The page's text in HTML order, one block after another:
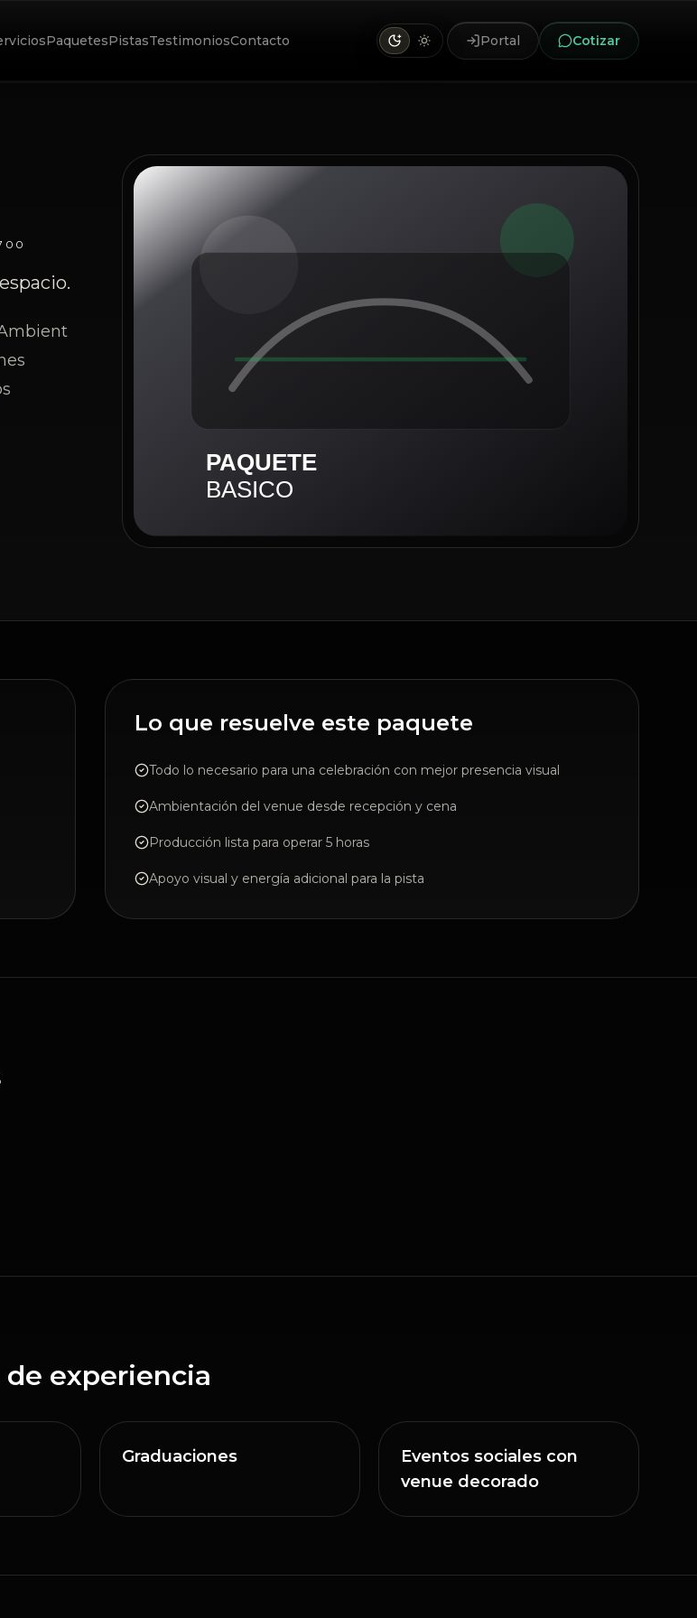
PaquetesPistasTestimoniosContacto Portal Cotizar
Lo que resuelve este paquete
Todo lo necesario para una celebración con mejor presencia visual
Ambientación del venue desde recepción y cena
Producción lista para operar 5 horas
Apoyo visual y energía adicional para la pista
experiencia
Graduaciones
Eventos sociales con
venue decorado